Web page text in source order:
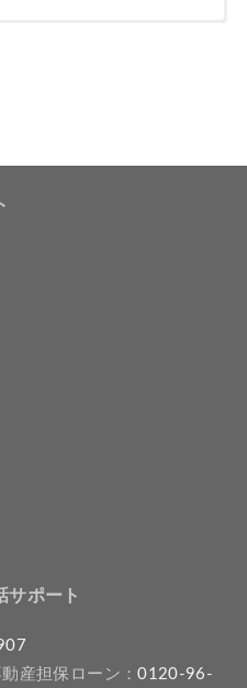
サポート
産担保ローン：0120-96-